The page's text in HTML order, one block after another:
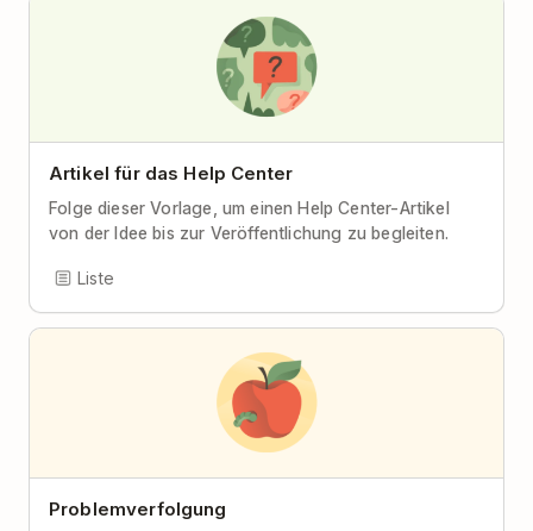
Artikel für das Help Center
Folge dieser Vorlage, um einen Help Center-Artikel
von der Idee bis zur Veröffentlichung zu begleiten.
Liste
Problemverfolgung